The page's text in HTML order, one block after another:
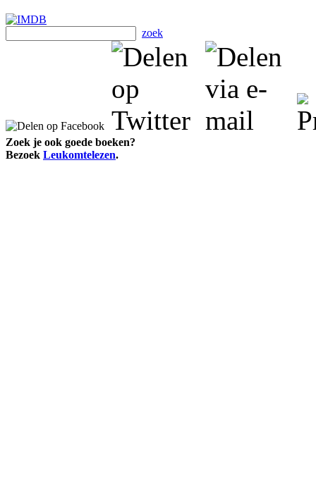
zoek
Zoek je ook goede boeken?
Bezoek Leukomtelezen.